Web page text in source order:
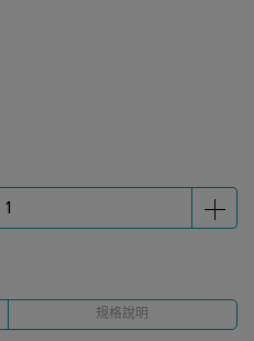
規格說明